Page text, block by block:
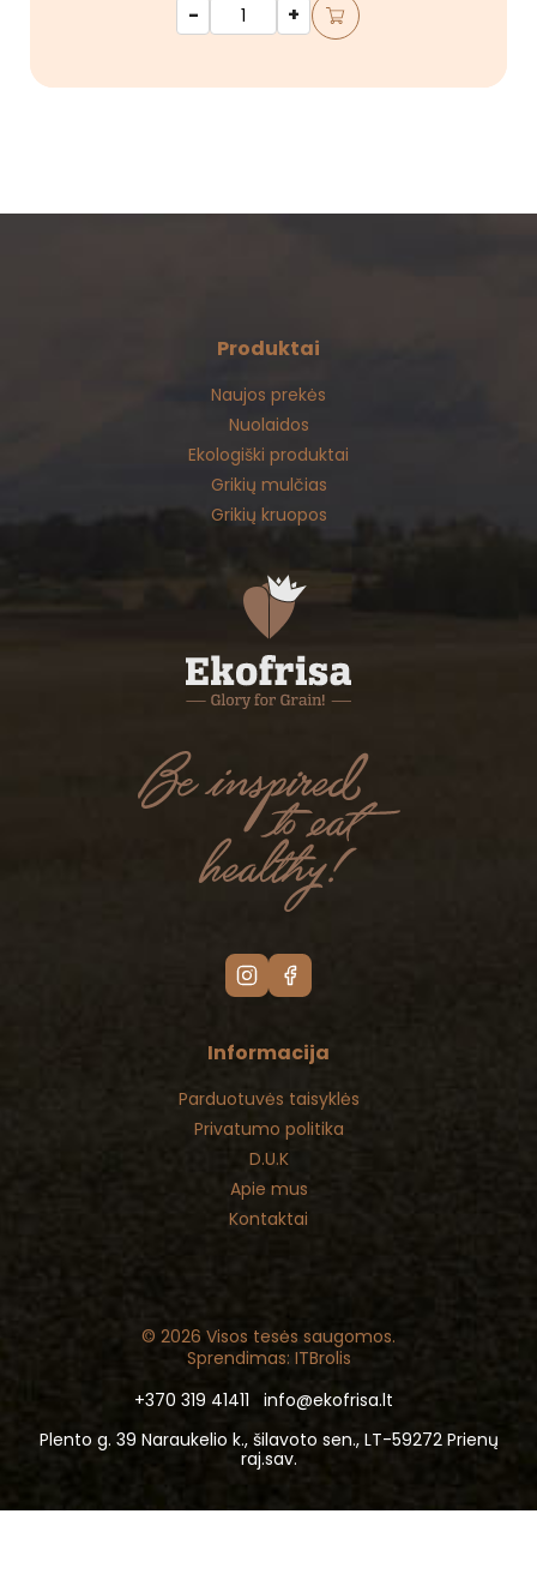
-
+
Produktai
Naujos prekės
Nuolaidos
Ekologiški produktai
Grikių mulčias
Grikių kruopos
Informacija
Parduotuvės taisyklės
Privatumo politika
D.U.K
Apie mus
Kontaktai
© 2026 Visos tesės saugomos.
Sprendimas: ITBrolis
+370 319 41411
info@ekofrisa.lt
Plento g. 39 Naraukelio k., šilavoto sen., LT-59272 Prienų
raj.sav.